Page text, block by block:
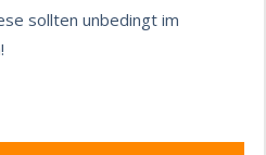
sollten unbedingt im